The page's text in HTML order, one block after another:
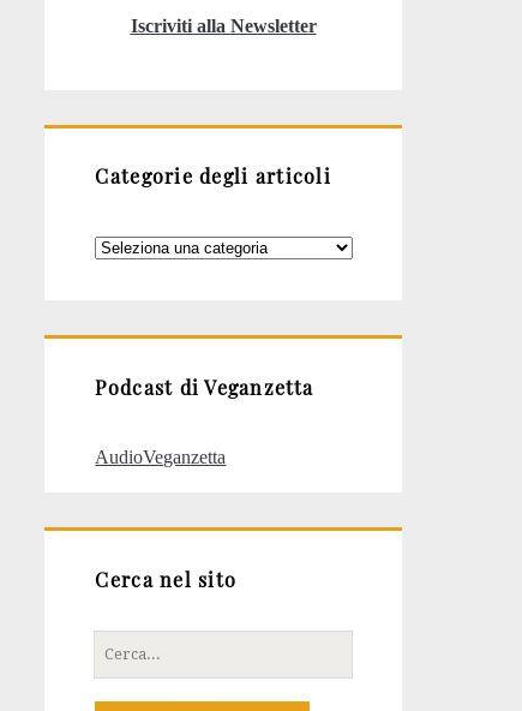
Iscriviti alla Newsletter
Categorie degli articoli
Categorie
Podcast di Veganzetta
AudioVeganzetta
Cerca nel sito
Cerca
per: